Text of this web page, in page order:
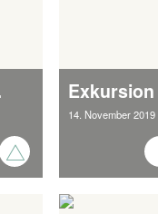
14. November 2019